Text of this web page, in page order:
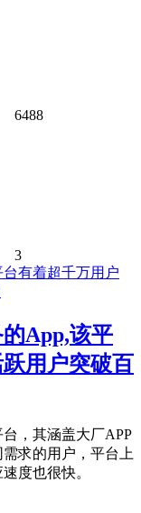
6488
3
App,该平
用户突破百
，其涵盖大厂APP
求的用户，平台上
度也很快。